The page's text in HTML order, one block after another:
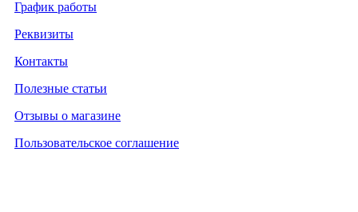
График работы
Реквизиты
Контакты
Полезные статьи
Отзывы о магазине
Пользовательское соглашение